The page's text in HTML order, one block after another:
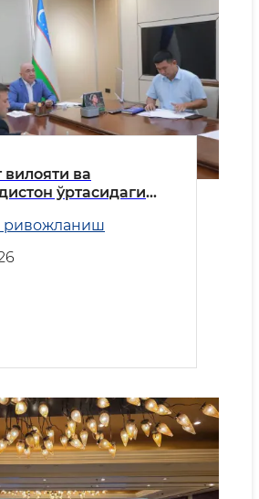
ва
ўртасидаги
муҳокама
ривожланиш